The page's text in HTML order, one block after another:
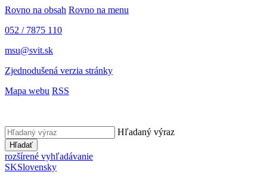
Rovno na obsah Rovno na menu
052 / 7875 110
msu@svit.sk
Zjednodušená verzia stránky
Mapa webu RSS
Hľadaný výraz
Hľadať
rozšírené vyhľadávanie
SKSlovensky